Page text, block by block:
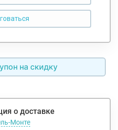
на скидку
о доставке
Монте